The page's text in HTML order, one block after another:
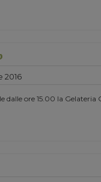
2016
dalle ore 15.00 la Gelateria